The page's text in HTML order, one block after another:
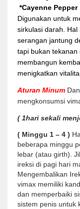
*Cayenne Pepper
Digunakan untuk
sirkulasi darah.
serangan jantung
tapi bukan
membangun
menigkatkan
Aturan Minum
mengkonsumsi
( 1hari sekali
( Minggu 1 – 4 )
beberapa minggu
lebar (atau girth).
ireksi di pagi hari
Mengembalikan
vimax memiliki
dan memperbaiki
sistem penis untuk